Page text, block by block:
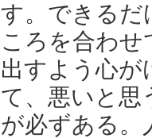
す。できるだ
ころを合わ
出すよう心が
て、悪いと思
が必ずある。